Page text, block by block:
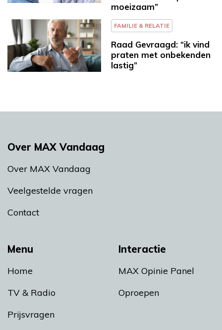
moeizaam”
FAMILIE & RELATIE
Raad Gevraagd: “ik vind
praten met onbekenden
lastig”
Menu
Home
TV & Radio
Prijsvragen
Interactie
MAX Opinie Panel
Oproepen
Over MAX Vandaag
Over MAX Vandaag
Veelgestelde vragen
Contact